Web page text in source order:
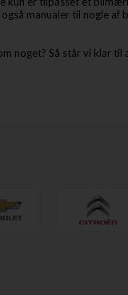
manualer til nogle af
noget? Så står vi klar